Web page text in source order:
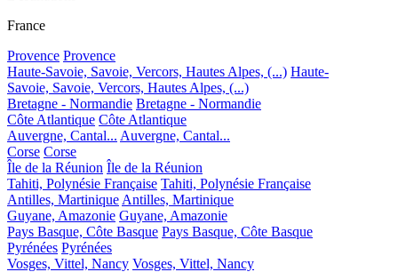
France
Provence Provence
Haute-Savoie, Savoie, Vercors, Hautes Alpes, (...) Haute-
Savoie, Savoie, Vercors, Hautes Alpes, (...)
Bretagne - Normandie Bretagne - Normandie
Côte Atlantique Côte Atlantique
Auvergne, Cantal... Auvergne, Cantal...
Corse Corse
Île de la Réunion Île de la Réunion
Tahiti, Polynésie Française Tahiti, Polynésie Française
Antilles, Martinique Antilles, Martinique
Guyane, Amazonie Guyane, Amazonie
Pays Basque, Côte Basque Pays Basque, Côte Basque
Pyrénées Pyrénées
Vosges, Vittel, Nancy Vosges, Vittel, Nancy